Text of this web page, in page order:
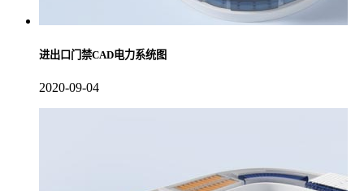
进出口门禁CAD电力系统图
2020-09-04